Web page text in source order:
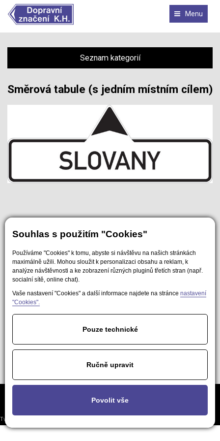
Souhlas s použitím "Cookies"
Používáme "Cookies" k tomu, abyste si návštěvu na našich stránkách
maximálně užili. Mohou sloužit k personalizaci obsahu a reklam, k
analýze návštěvnosti a ke zobrazení různých pluginů třetích stran (např.
socialní sítě, online chat).
Vaše nastavení "Cookies" a další informace najdete na stránce nastavení
"Cookies".
Pouze technické
Ručně upravit
Povolit vše
Menu
Seznam kategorií
Směrová tabule (s jedním místním cílem)
LLM nástroje
Tvorba responzivních webů a eshopů